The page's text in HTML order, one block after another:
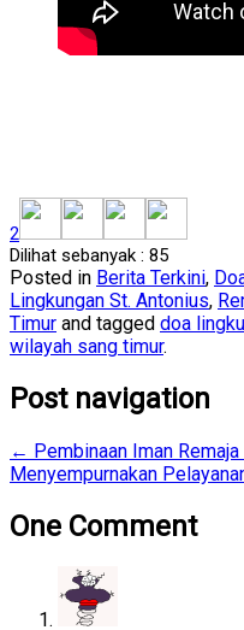
2
Dilihat sebanyak : 85
Posted in Berita Terkini,
Lingkungan St. Antonius,
Timur and tagged doa
wilayah sang timur.
Post navigation
← Pembinaan Iman
Menyempurnakan
One Comment